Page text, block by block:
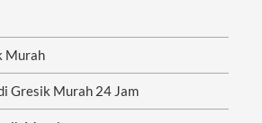
Murah
Gresik Murah 24 Jam